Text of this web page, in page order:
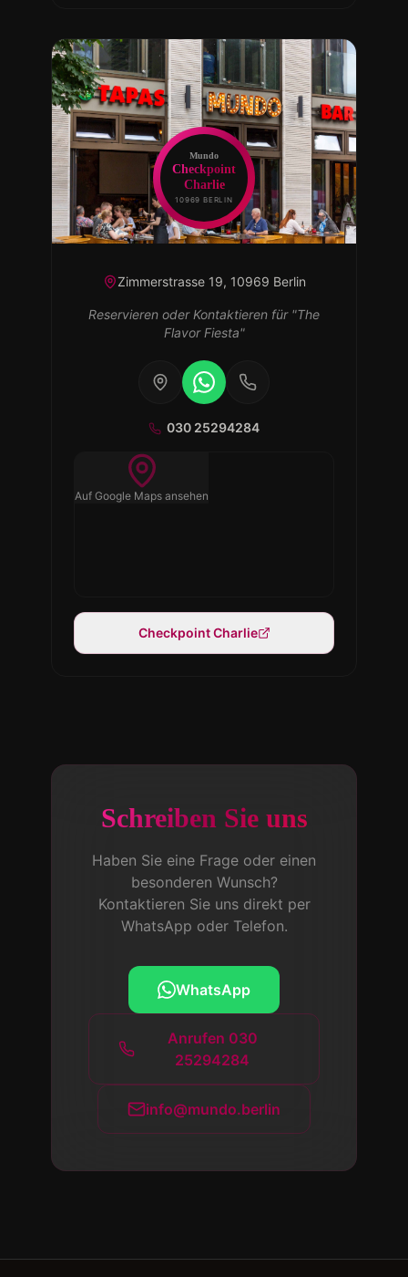
Mundo
Checkpoint
Charlie
10969 BERLIN
Zimmerstrasse 19, 10969 Berlin
Reservieren oder Kontaktieren für"The
Flavor Fiesta"
030 25294284
Auf Google Maps ansehen
Checkpoint Charlie
Schreiben Sie uns
Haben Sie eine Frage oder einen
besonderen Wunsch?
Kontaktieren Sie uns direkt per
WhatsApp oder Telefon.
WhatsApp
Anrufen 030
25294284
info@mundo.berlin